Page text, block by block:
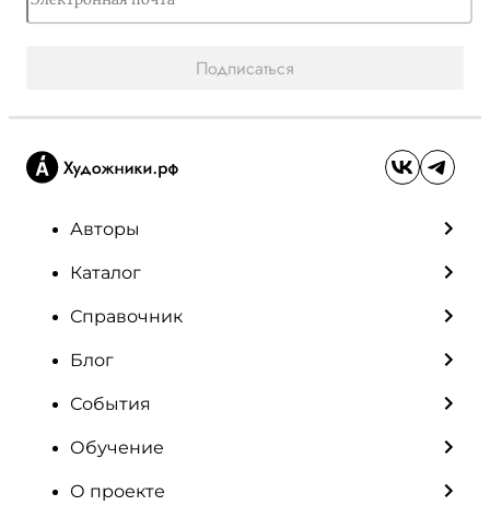
Подписаться
Авторы
Каталог
Справочник
Блог
События
Обучение
О проекте